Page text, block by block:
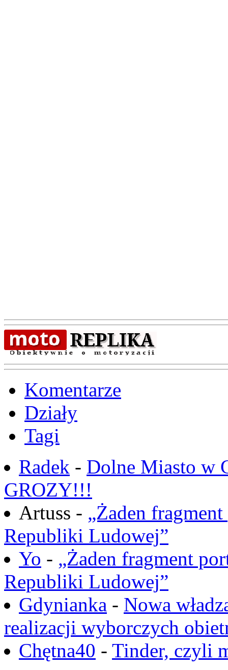
Komentarze
Działy
Tagi
Radek - Dolne Miasto w
GROZY!!!
Artuss - „Żaden
Republiki Ludowej”
Yo - „Żaden fragment
Republiki Ludowej”
Gdynianka - Nowa
realizacji wyborczych
Chętna40 - Tinder, czyli